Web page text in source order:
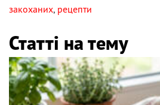
закоханих, рецепти
Статті на тему